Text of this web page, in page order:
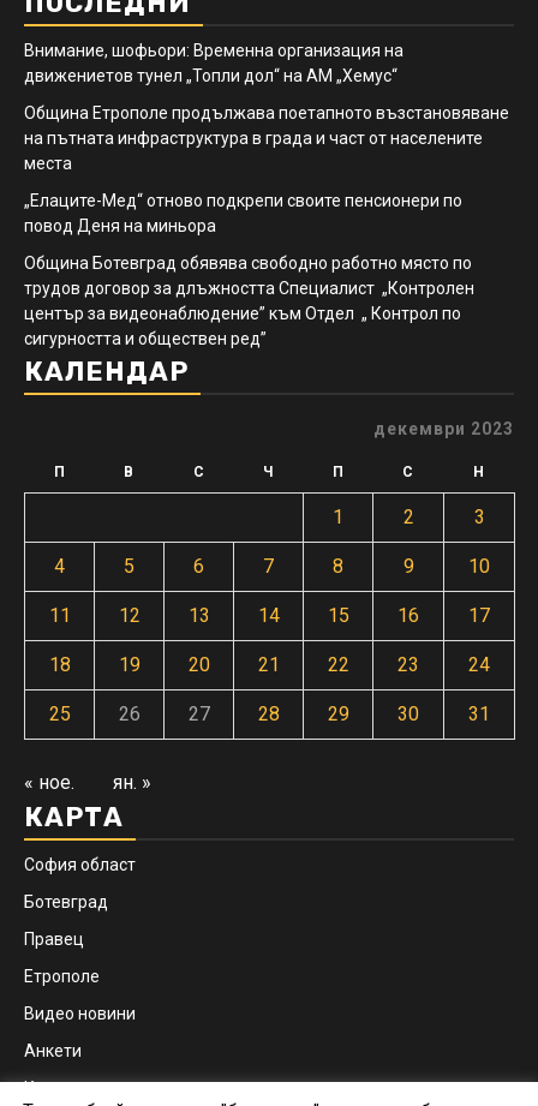
Внимание, шофьори: Временна организация на
движениетов тунел „Топли дол“ на АМ „Хемус“
Община Етрополе продължава поетапното възстановяване
на пътната инфраструктура в града и част от населените
места
„Елаците-Мед“ отново подкрепи своите пенсионери по
повод Деня на миньора
Община Ботевград обявява свободно работно място по
трудов договор за длъжността Специалист „Контролен
център за видеонаблюдение” към Отдел „ Контрол по
сигурността и обществен ред”
КАЛЕНДАР
декември 2023
П В С Ч П С Н
1 2 3
4 5 6 7 8 9 10
11 12 13 14 15 16 17
18 19 20 21 22 23 24
25 26 27 28 29 30 31
« ное. ян. »
КАРТА
София област
Ботевград
Правец
Етрополе
Видео новини
Анкети
Контакти